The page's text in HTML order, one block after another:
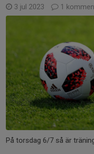
3 jul 2023 1
På torsdag 6/7 så är